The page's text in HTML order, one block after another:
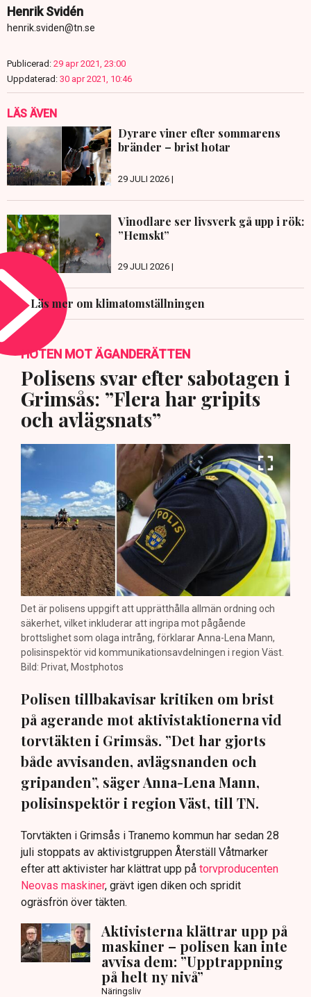
Henrik Svidén
henrik.sviden@tn.se
Publicerad: 29 apr 2021, 23:00
Uppdaterad: 30 apr 2021, 10:46
LÄS ÄVEN
Dyrare viner efter sommarens
bränder – brist hotar
29 JULI 2026 |
Vinodlare ser livsverk gå upp i rök:
”Hemskt”
29 JULI 2026 |
Läs mer om klimatomställningen
HOTEN MOT ÄGANDERÄTTEN
Polisens svar efter sabotagen i
Grimsås: ”Flera har gripits
och avlägsnats”
Det är polisens uppgift att upprätthålla allmän ordning och
säkerhet, vilket inkluderar att ingripa mot pågående
brottslighet som olaga intrång, förklarar Anna-Lena Mann,
polisinspektör vid kommunikationsavdelningen i region Väst.
Bild: Privat, Mostphotos
Polisen tillbakavisar kritiken om brist
på agerande mot aktivistaktionerna vid
torvtäkten i Grimsås. ”Det har gjorts
både avvisanden, avlägsnanden och
gripanden”, säger Anna-Lena Mann,
polisinspektör i region Väst, till TN.
Torvtäkten i Grimsås i Tranemo kommun har sedan 28
juli stoppats av aktivistgruppen Återställ Våtmarker
efter att aktivister har klättrat upp på torvproducenten
Neovas maskiner, grävt igen diken och spridit
ogräsfrön över täkten.
Aktivisterna klättrar upp på
maskiner – polisen kan inte
avvisa dem: ”Upptrappning
på helt ny nivå”
Näringsliv